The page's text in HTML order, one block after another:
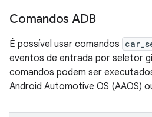
Comandos ADB
É possível usar comandos
eventos de entrada por seletor
comandos podem ser
Android Automotive OS (AAOS)